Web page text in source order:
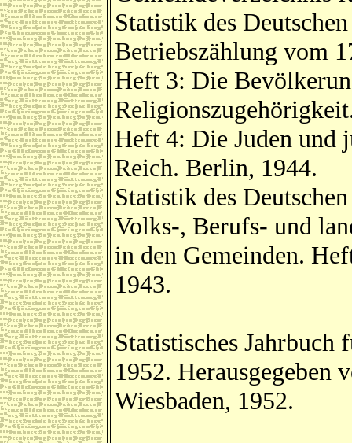
Statistik des
Betriebszählung vom
Heft 3: Die
Heft 4: Die Juden und
Reich. Berlin, 1944.
Statistik des
Volks-, Berufs- und
in den Gemeinden.
1943.
Statistisches
1952. Herausgegeben
Wiesbaden, 1952.